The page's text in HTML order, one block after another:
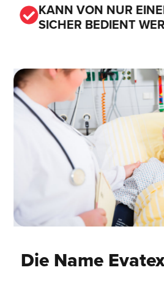
KANN VON NUR
SICHER BEDIENT
Die Name